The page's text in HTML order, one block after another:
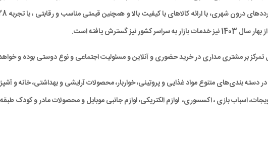
گسترش یافته است.
تمرکز بر مشتری مداری در خرید حضوری و آنلاین و مسئولیت اجتماعی و نوع دوستی بوده و
بندی‌های متنوع مواد غذایی و پروتِینی، خواربار، محصولات آرایشی و بهداشتی، خانه و
اسباب بازی ، اکسسوری، لوازم الکتریکی، لوازم جانبی موبایل و محصولات مادر و کودک